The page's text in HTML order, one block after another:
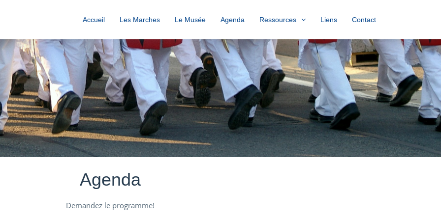
Accueil Les Marches Le Musée Agenda Ressources Liens Contact
Agenda
Demandez le programme!